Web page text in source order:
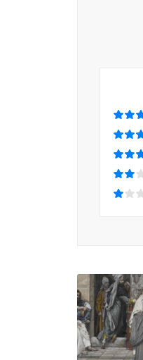
명화들을 기
부활과 승천
소개한다.
성경에 관심
이 책을 읽
인간으로서
기독교 신자
시대를 상상